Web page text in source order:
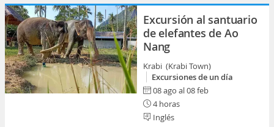
Excursión al santuario
de elefantes de Ao
Nang
Krabi (Krabi Town)
Excursiones de un día
08 ago al 08 feb
4 horas
Inglés